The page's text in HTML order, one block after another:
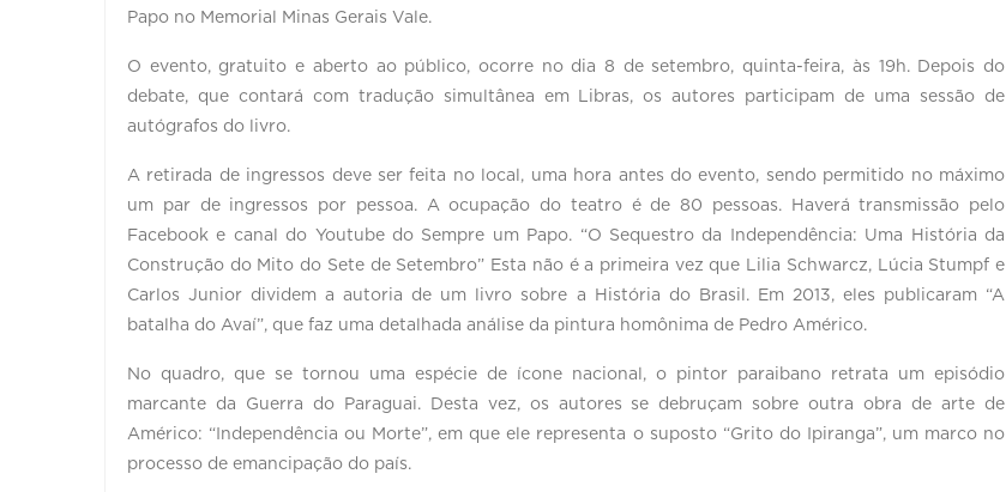
Papo no Memorial Minas Gerais Vale.
O evento, gratuito e aberto ao público, ocorre no dia 8 de setembro, quinta-feira, às 19h. Depois do
debate, que contará com tradução simultânea em Libras, os autores participam de uma sessão de
autógrafos do livro.
A retirada de ingressos deve ser feita no local, uma hora antes do evento, sendo permitido no máximo
um par de ingressos por pessoa. A ocupação do teatro é de 80 pessoas. Haverá transmissão pelo
Facebook e canal do Youtube do Sempre um Papo. “O Sequestro da Independência: Uma História da
Construção do Mito do Sete de Setembro” Esta não é a primeira vez que Lilia Schwarcz, Lúcia Stumpf e
Carlos Junior dividem a autoria de um livro sobre a História do Brasil. Em 2013, eles publicaram “A
batalha do Avaí”, que faz uma detalhada análise da pintura homônima de Pedro Américo.
No quadro, que se tornou uma espécie de ícone nacional, o pintor paraibano retrata um episódio
marcante da Guerra do Paraguai. Desta vez, os autores se debruçam sobre outra obra de arte de
Américo: “Independência ou Morte”, em que ele representa o suposto “Grito do Ipiranga”, um marco no
processo de emancipação do país.